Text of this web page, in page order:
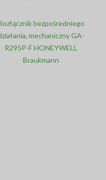
bezpośredniego
mechaniczny GA-
R295P-F HONEYWELL
Braukmann